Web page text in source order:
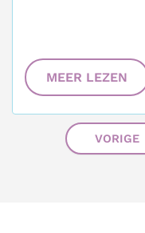
MEER LEZEN
VORIGE